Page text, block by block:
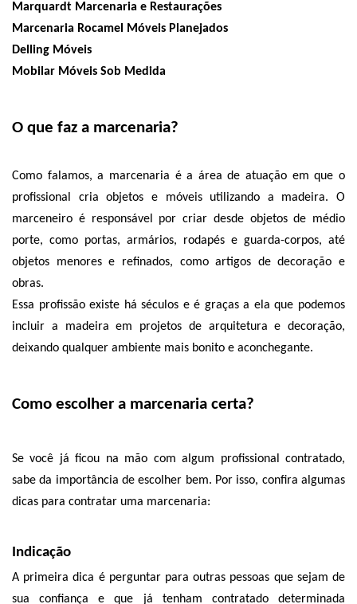
Marquardt Marcenaria e Restaurações
Marcenaria Rocamel Móveis Planejados
Delling Móveis
Mobilar Móveis Sob Medida
O que faz a marcenaria?
Como falamos, a marcenaria é a área de atuação em que o
profissional cria objetos e móveis utilizando a madeira. O
marceneiro é responsável por criar desde objetos de médio
porte, como portas, armários, rodapés e guarda-corpos, até
objetos menores e refinados, como artigos de decoração e
obras.
Essa profissão existe há séculos e é graças a ela que podemos
incluir a madeira em projetos de arquitetura e decoração,
deixando qualquer ambiente mais bonito e aconchegante.
Como escolher a marcenaria certa?
Se você já ficou na mão com algum profissional contratado,
sabe da importância de escolher bem. Por isso, confira algumas
dicas para contratar uma marcenaria:
Indicação
A primeira dica é perguntar para outras pessoas que sejam de
sua confiança e que já tenham contratado determinada